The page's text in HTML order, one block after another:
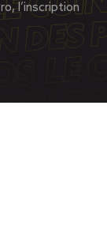
l’inscription